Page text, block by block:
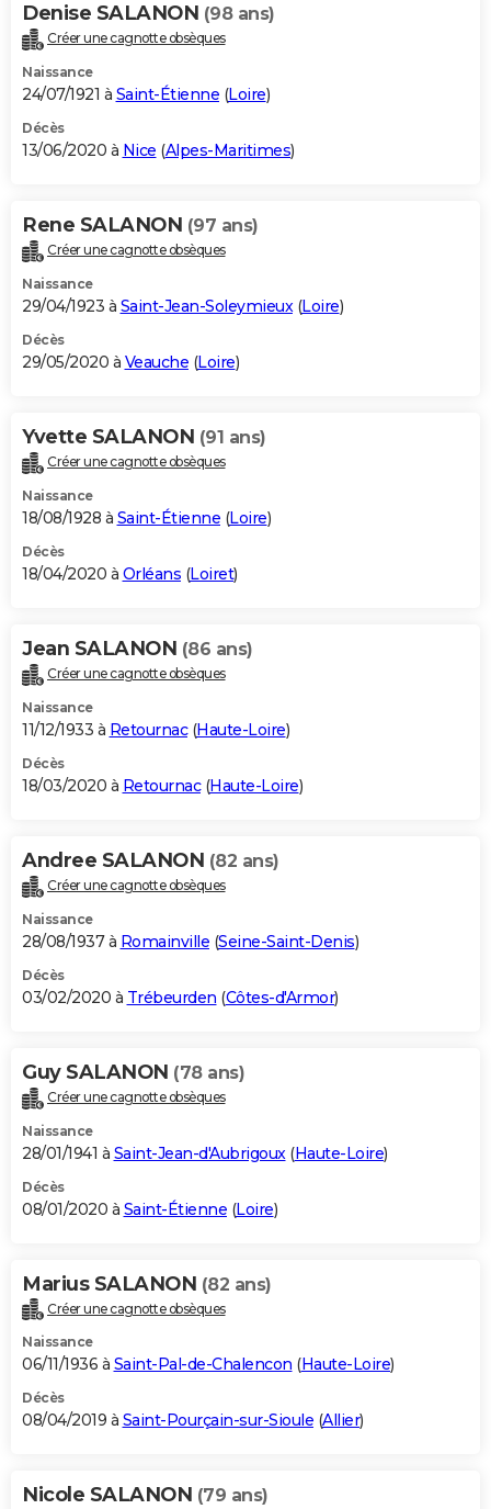
Denise SALANON (98 ans)
Créer une cagnotte obsèques
Naissance
24/07/1921 à Saint-Étienne (Loire)
Décès
13/06/2020 à Nice (Alpes-Maritimes)
Rene SALANON (97 ans)
Créer une cagnotte obsèques
Naissance
29/04/1923 à Saint-Jean-Soleymieux(Loire)
Décès
29/05/2020 à Veauche (Loire)
Yvette SALANON (91 ans)
Créer une cagnotte obsèques
Naissance
18/08/1928 à Saint-Étienne (Loire)
Décès
18/04/2020 à Orléans (Loiret)
Jean SALANON (86 ans)
Créer une cagnotte obsèques
Naissance
11/12/1933 à Retournac(Haute-Loire)
Décès
18/03/2020 à Retournac(Haute-Loire)
Andree SALANON (82 ans)
Créer une cagnotte obsèques
Naissance
28/08/1937 à Romainville (Seine-Saint-Denis)
Décès
03/02/2020 à Trébeurden (Côtes-d'Armor)
Guy SALANON (78 ans)
Créer une cagnotte obsèques
Naissance
28/01/1941 à Saint-Jean-d'Aubrigoux (Haute-Loire)
Décès
08/01/2020 à Saint-Étienne (Loire)
Marius SALANON (82 ans)
Créer une cagnotte obsèques
Naissance
06/11/1936 à Saint-Pal-de-Chalencon (Haute-Loire)
Décès
08/04/2019 à Saint-Pourçain-sur-Sioule (Allier)
Nicole SALANON (79 ans)